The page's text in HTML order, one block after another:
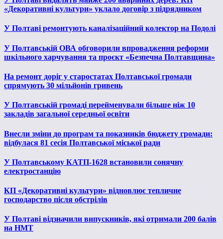
«Декоративні культури» уклало договір з підрядником
У Полтаві ремонтують каналізаційний колектор на Подолі
У Полтавській ОВА обговорили впровадження реформи
шкільного харчування та проєкт «Безпечна Полтавщина»
На ремонт доріг у старостатах Полтавської громади
спрямують 30 мільйонів гривень
У Полтавській громаді перейменували більше ніж 10
закладів загальної середньої освіти
Внесли зміни до програм та показників бюджету громади:
відбулася 81 сесія Полтавської міської ради
У Полтавському КАТП-1628 встановили сонячну
електростанцію
КП «Декоративні культури» відновлює тепличне
господарство після обстрілів
У Полтаві відзначили випускників, які отримали 200 балів
на НМТ